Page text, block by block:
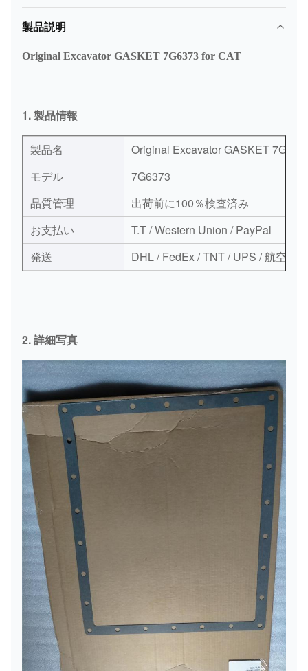
製品説明
Original Excavator GASKET 7G6373 for CAT
1. 製品情報
製品名
Original Excavator GASKET
モデル
7G6373
品質管理
出荷前に100％検査済み
お支払い
T.T / Western Union / PayPal
発送
DHL / FedEx / TNT / UPS / 航空便 /
2. 詳細写真